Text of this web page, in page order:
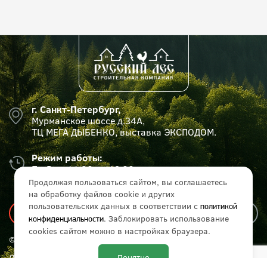
г. Санкт-Петербург,
Мурманское шоссе д.34А,
ТЦ МЕГА ДЫБЕНКО, выставка ЭКСПОДОМ.
Режим работы:
Пн-Вс с 11:00 до 19:00
© СК «Русский лес», 2017 - 2026 г. Все права защищены.
Продолжая пользоваться сайтом, вы соглашаетесь
на обработку файлов cookie и других
пользовательских данных в соответствии с политикой
конфиденциальности. Заблокировать использование
cookies сайтом можно в настройках браузера.